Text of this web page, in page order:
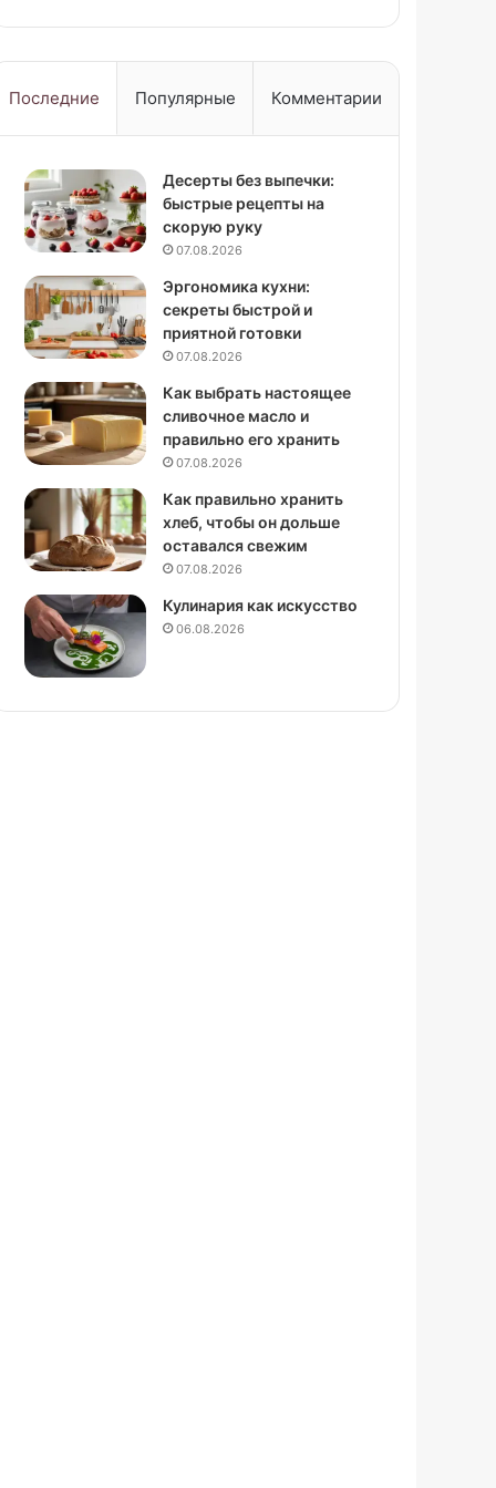
Последние Популярные Комментарии
Десерты без выпечки:
быстрые рецепты на
скорую руку
07.08.2026
Эргономика кухни:
секреты быстрой и
приятной готовки
07.08.2026
Как выбрать настоящее
сливочное масло и
правильно его хранить
07.08.2026
Как правильно хранить
хлеб, чтобы он дольше
оставался свежим
07.08.2026
Кулинария как искусство
06.08.2026